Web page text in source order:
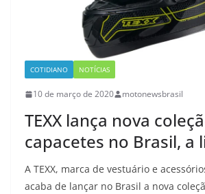
COTIDIANO NOTÍCIAS
10 de março de 2020 motonewsbrasil
TEXX lança nova
capacetes no Brasil, a
A TEXX, marca de vestuário e
acaba de lançar no Brasil a nova